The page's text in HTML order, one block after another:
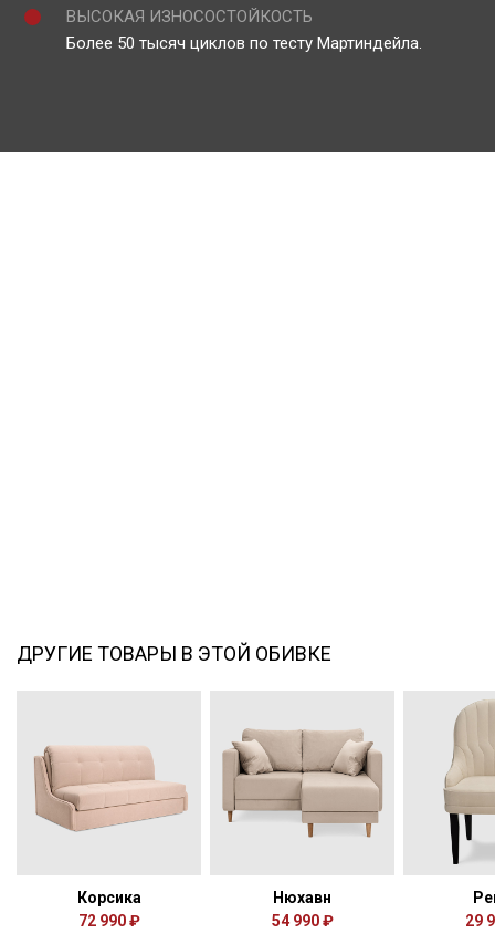
ВЫСОКАЯ ИЗНОСОСТОЙКОСТЬ
Более 50 тысяч циклов по тесту Мартиндейла.
ДРУГИЕ ТОВАРЫ В ЭТОЙ ОБИВКЕ
Корсика
72 990 ₽
Нюхавн
54 990 ₽
29